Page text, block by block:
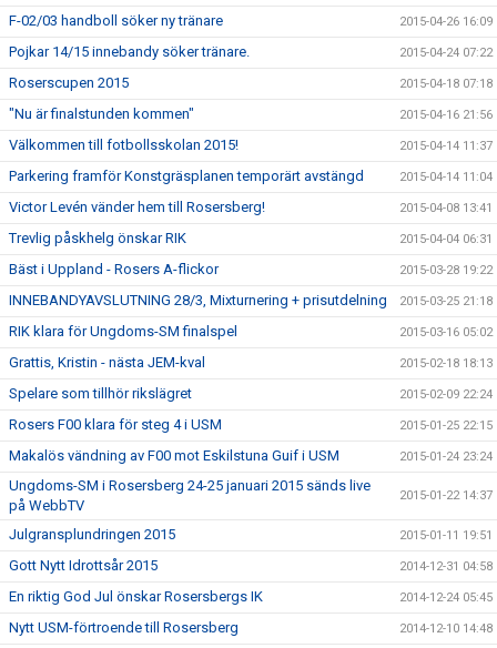
F-02/03 handboll söker ny tränare 2015-04-26 16:09
Pojkar 14/15 innebandy söker tränare. 2015-04-24 07:22
Roserscupen 2015 2015-04-18 07:18
"Nu är finalstunden kommen" 2015-04-16 21:56
Välkommen till fotbollsskolan 2015! 2015-04-14 11:37
Parkering framför Konstgräsplanen temporärt avstängd 2015-04-14 11:04
Victor Levén vänder hem till Rosersberg! 2015-04-08 13:41
Trevlig påskhelg önskar RIK 2015-04-04 06:31
Bäst i Uppland - Rosers A-flickor 2015-03-28 19:22
INNEBANDYAVSLUTNING 28/3, Mixturnering + prisutdelning 2015-03-25 21:18
RIK klara för Ungdoms-SM finalspel 2015-03-16 05:02
Grattis, Kristin - nästa JEM-kval 2015-02-18 18:13
Spelare som tillhör rikslägret 2015-02-09 22:24
Rosers F00 klara för steg 4 i USM 2015-01-25 22:15
Makalös vändning av F00 mot Eskilstuna Guif i USM 2015-01-24 23:24
Ungdoms-SM i Rosersberg 24-25 januari 2015 sänds live
på WebbTV
2015-01-22 14:37
Julgransplundringen 2015 2015-01-11 19:51
Gott Nytt Idrottsår 2015 2014-12-31 04:58
En riktig God Jul önskar Rosersbergs IK 2014-12-24 05:45
Nytt USM-förtroende till Rosersberg 2014-12-10 14:48